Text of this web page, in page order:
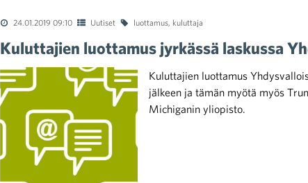
24.01.2019 09:10 Uutiset luottamus, kuluttaja
Kuluttajien luottamus jyrkässä laskussa
Kuluttajien luottamus
jälkeen ja tämän myötä myös
Michiganin yliopisto.